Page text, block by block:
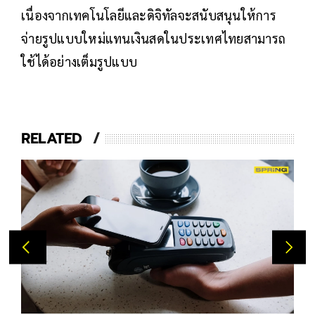
เนื่องจากเทคโนโลยีและดิจิทัลจะสนับสนุนให้การ
จ่ายรูปแบบใหม่แทนเงินสดในประเทศไทยสามารถ
ใช้ได้อย่างเต็มรูปแบบ
RELATED